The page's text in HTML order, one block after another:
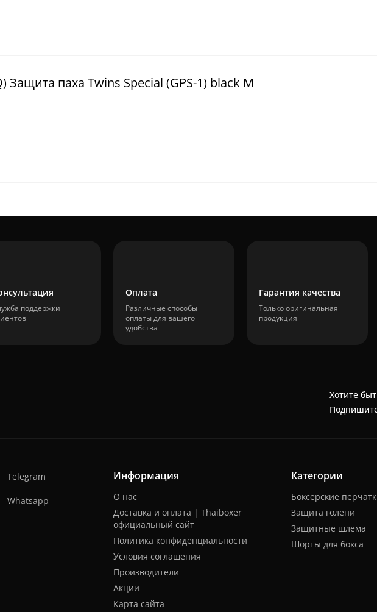
Защита паха Twins Special (GPS-1) black M
поддержки
Оплата
Различные способы
оплаты для вашего
удобства
Гарантия качества
Только оригинальная
продукция
Хотите
Telegram
Whatsapp
Информация
О нас
Доставка и оплата | Thaiboxer
официальный сайт
Политика конфиденциальности
Условия соглашения
Производители
Акции
Карта сайта
Категории
Боксерские
Защита голени
Защитные шлема
Шорты для бокса